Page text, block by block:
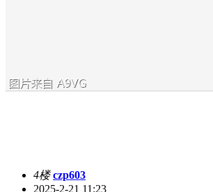
4楼 czp603
2025-2-21 11:23